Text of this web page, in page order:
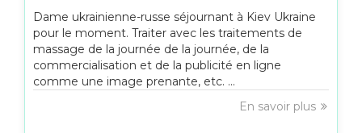
Dame ukrainienne-russe séjournant à Kiev Ukraine
pour le moment. Traiter avec les traitements de
massage de la journée de la journée, de la
commercialisation et de la publicité en ligne
comme une image prenante, etc. ...
En savoir plus